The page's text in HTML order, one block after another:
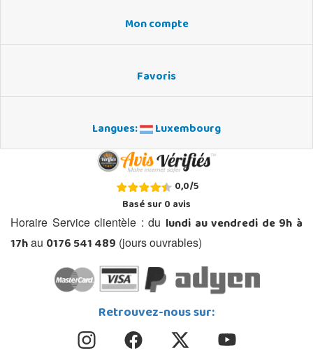
Mon compte
Favoris
Langues: Luxembourg
0,0/5
Basé sur0avis
Horaire Service clientèle : du lundi au vendredi de 9h à
17hau 0176 541 489 (jours ouvrables)
Retrouvez-nous sur: